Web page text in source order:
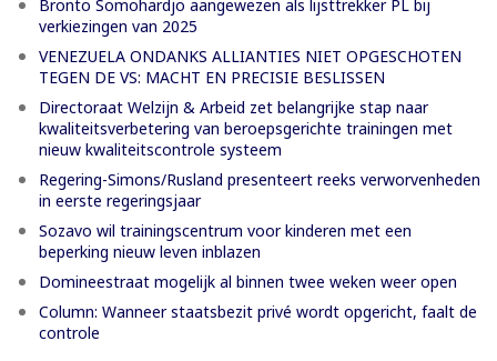
Bronto Somohardjo aangewezen als lijsttrekker PL bij
verkiezingen van 2025
VENEZUELA ONDANKS ALLIANTIES NIET OPGESCHOTEN
TEGEN DE VS: MACHT EN PRECISIE BESLISSEN
Directoraat Welzijn & Arbeid zet belangrijke stap naar
kwaliteitsverbetering van beroepsgerichte trainingen met
nieuw kwaliteitscontrole systeem
Regering-Simons/Rusland presenteert reeks verworvenheden
in eerste regeringsjaar
Sozavo wil trainingscentrum voor kinderen met een
beperking nieuw leven inblazen
Domineestraat mogelijk al binnen twee weken weer open
Column: Wanneer staatsbezit privé wordt opgericht, faalt de
controle